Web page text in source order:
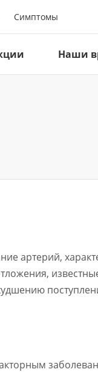
Симптомы
Наши
артерий,